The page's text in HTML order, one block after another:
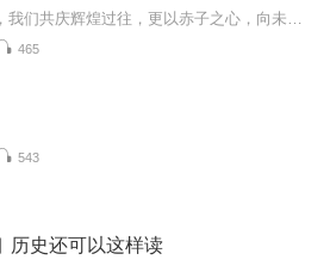
465
543
历史还可以这样读